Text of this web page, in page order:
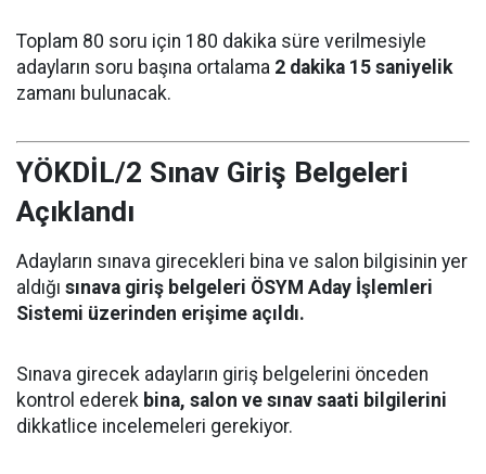
Toplam 80 soru için 180 dakika süre verilmesiyle
adayların soru başına ortalama 2 dakika 15 saniyelik
zamanı bulunacak.
YÖKDİL/2 Sınav Giriş Belgeleri
Açıklandı
Adayların sınava girecekleri bina ve salon bilgisinin yer
aldığı sınava giriş belgeleri ÖSYM Aday İşlemleri
Sistemi üzerinden erişime açıldı.
Sınava girecek adayların giriş belgelerini önceden
kontrol ederek bina, salon ve sınav saati bilgilerini
dikkatlice incelemeleri gerekiyor.